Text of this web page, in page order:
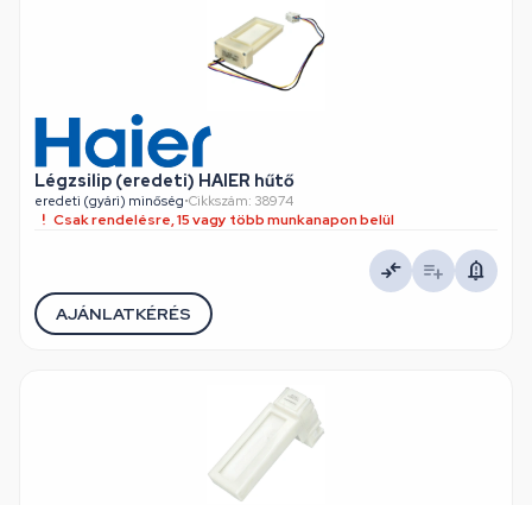
Légzsilip (eredeti) HAIER hűtő
eredeti (gyári) minőség•Cikkszám: 38974
Csak rendelésre, 15 vagy több munkanapon belül
AJÁNLATKÉRÉS